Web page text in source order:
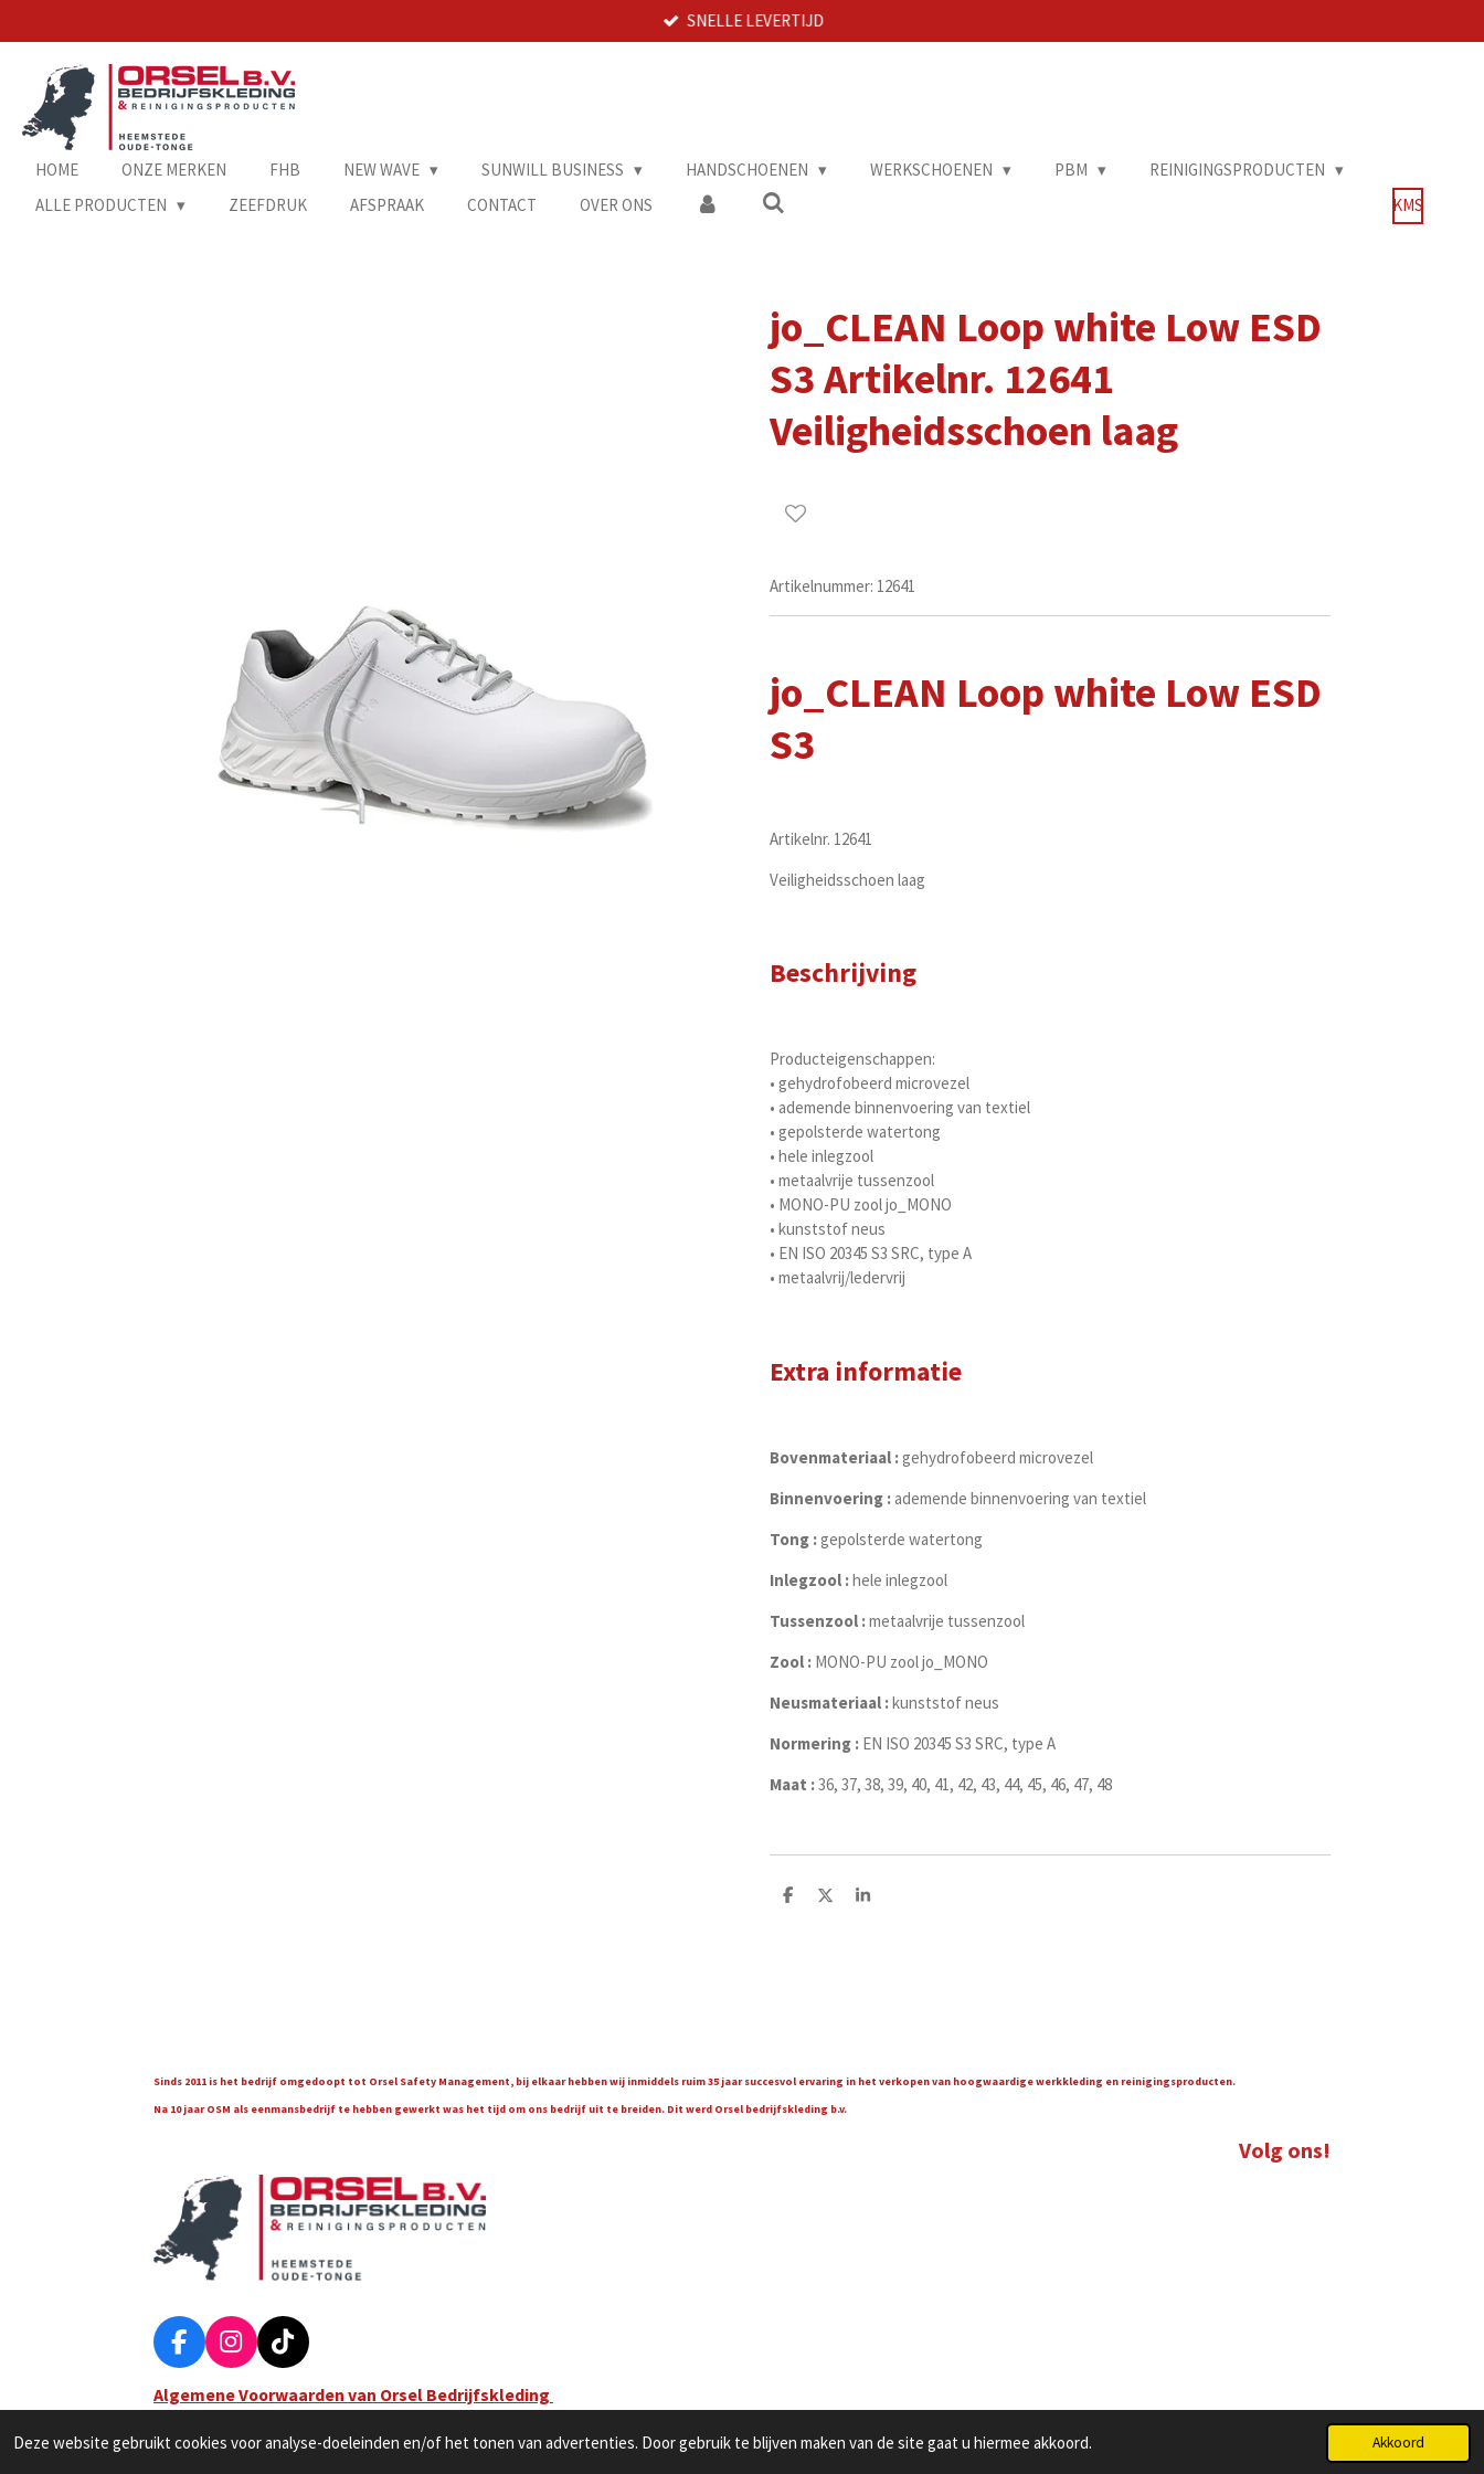
Deze website gebruikt cookies voor analyse-doeleinden en/of het tonen van advertenties. Door gebruik te blijven maken van de site gaat u hiermee akkoord. Akkoord
direct
hoofdinhoud
SNELLE LEVERTIJD
HOME ONZE MERKEN FHB NEW WAVE SUNWILL BUSINESS HANDSCHOENEN WERKSCHOENEN PBM
REINIGINGSPRODUCTEN
ALLE PRODUCTEN
ZEEFDRUK AFSPRAAK CONTACT OVER ONS KMS
jo_CLEAN Loop white Low ESD
S3 Artikelnr. 12641
Veiligheidsschoen laag
Artikelnummer: 12641
jo_CLEAN Loop white Low ESD
S3
Artikelnr. 12641
Veiligheidsschoen laag
Beschrijving
Producteigenschappen:
• gehydrofobeerd microvezel
• ademende binnenvoering van textiel
• gepolsterde watertong
• hele inlegzool
• metaalvrije tussenzool
• MONO-PU zool jo_MONO
• kunststof neus
• EN ISO 20345 S3 SRC, type A
• metaalvrij/ledervrij
Extra informatie
Bovenmateriaal :gehydrofobeerd microvezel
Binnenvoering : ademende binnenvoering van textiel
Tong :gepolsterde watertong
Inlegzool :hele inlegzool
Tussenzool :metaalvrije tussenzool
Zool : MONO-PU zool jo_MONO
Neusmateriaal :kunststof neus
Normering : EN ISO 20345 S3 SRC, type A
Maat :36, 37, 38, 39, 40, 41, 42, 43, 44, 45, 46, 47, 48
D
D
S
Sinds 2011 is het bedrijf omgedoopt tot Orsel Safety Management, bij elkaar hebben wij inmiddels ruim 35 jaar succesvol ervaring in het verkopen van hoogwaardige werkkleding en reinigingsproducten.
Na 10 jaar OSM als eenmansbedrijf te hebben gewerkt was het tijd om ons bedrijf uit te breiden. Dit werd Orsel bedrijfskleding b.v.
Volg ons!
F
a
c
b
I
n
s
a
T
i
k
o
Algemene Voorwaarden van Orsel Bedrijfskleding
© 2022 Orsel Bedrijfskleding & Reinigingsproducten